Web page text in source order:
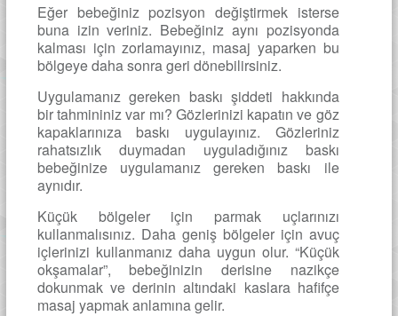
Eğer bebeğiniz pozisyon değiştirmek isterse
buna izin veriniz. Bebeğiniz aynı pozisyonda
kalması için zorlamayınız, masaj yaparken bu
bölgeye daha sonra geri dönebilirsiniz.
Uygulamanız gereken baskı şiddeti hakkında
bir tahmininiz var mı? Gözlerinizi kapatın ve göz
kapaklarınıza baskı uygulayınız. Gözleriniz
rahatsızlık duymadan uyguladığınız baskı
bebeğinize uygulamanız gereken baskı ile
aynıdır.
Küçük bölgeler için parmak uçlarınızı
kullanmalısınız. Daha geniş bölgeler için avuç
içlerinizi kullanmanız daha uygun olur. “Küçük
okşamalar”, bebeğinizin derisine nazikçe
dokunmak ve derinin altındaki kaslara hafifçe
masaj yapmak anlamına gelir.